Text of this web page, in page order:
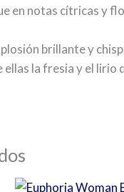
en notas cítricas y
brillante y
la fresia y el lirio